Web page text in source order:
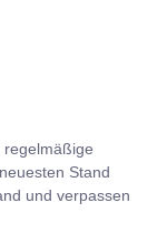
regelmäßige
Stand
und verpassen